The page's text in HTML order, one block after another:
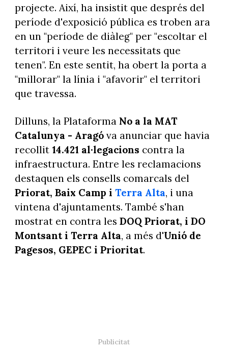
projecte. Així, ha insistit que després del
període d'exposició pública es troben ara
en un "període de diàleg" per "escoltar el
territori i veure les necessitats que
tenen". En este sentit, ha obert la porta a
"millorar" la línia i "afavorir" el territori
que travessa.
Dilluns, la Plataforma No a la MAT
Catalunya - Aragóva anunciar que havia
recollit 14.421 al·legacions contra la
infraestructura. Entre les reclamacions
destaquen els consells comarcals del
Priorat, Baix Camp i Terra Alta, i una
vintena d'ajuntaments. També s'han
mostrat en contra les DOQ Priorat, i DO
Montsant i Terra Alta, a més d'Unió de
Pagesos, GEPEC i Prioritat.